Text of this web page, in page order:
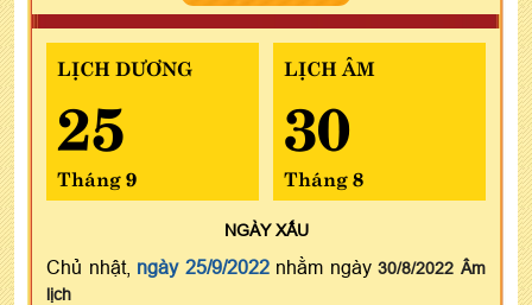
LỊCH DƯƠNG
25
Tháng 9
LỊCH ÂM
30
Tháng 8
NGÀYXẤU
Chủ nhật, ngày 25/9/2022nhằm ngày30/8/2022 Âm
lịch